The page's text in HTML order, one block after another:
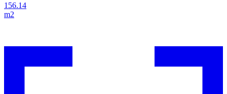
156.14
m2